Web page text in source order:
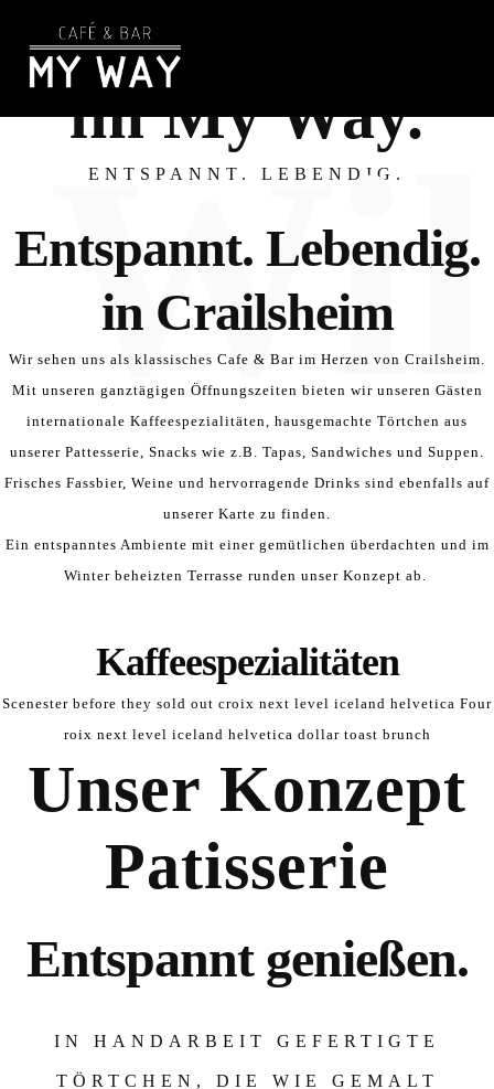
Willkommen
im My Way.
ENTSPANNT. LEBENDIG.
Entspannt. Lebendig.
in Crailsheim
Wir sehen uns als klassisches Cafe & Bar im Herzen von Crailsheim.
Mit unseren ganztägigen Öffnungszeiten bieten wir unseren Gästen
internationale Kaffeespezialitäten, hausgemachte Törtchen aus
unserer Pattesserie, Snacks wie z.B. Tapas, Sandwiches und Suppen.
Frisches Fassbier, Weine und hervorragende Drinks sind ebenfalls auf
unserer Karte zu finden.
Ein entspanntes Ambiente mit einer gemütlichen überdachten und im
Winter beheizten Terrasse runden unser Konzept ab.
Kaffeespezialitäten
Scenester before they sold out croix next level iceland helvetica Four
roix next level iceland helvetica dollar toast brunch
Unser Konzept
Patisserie
Entspannt genießen.
IN HANDARBEIT GEFERTIGTE
TÖRTCHEN, DIE WIE GEMALT